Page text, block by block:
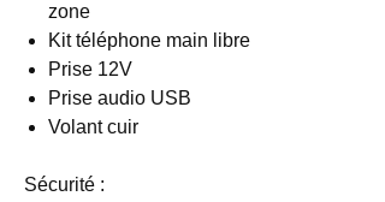
zone
Kit téléphone main libre
Prise 12V
Prise audio USB
Volant cuir
Sécurité :